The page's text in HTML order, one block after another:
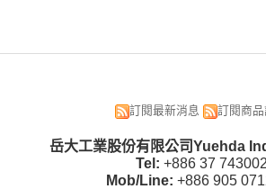
訂閱最新消息 訂閱商品
岳大工業股份有限公司Yuehda
Tel: +886 37 743002
Mob/Line: +886 905